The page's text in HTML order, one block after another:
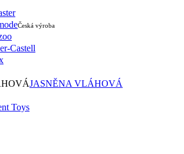
Česká výroba
Castell
JASNĚNA VLÁHOVÁ
Toys